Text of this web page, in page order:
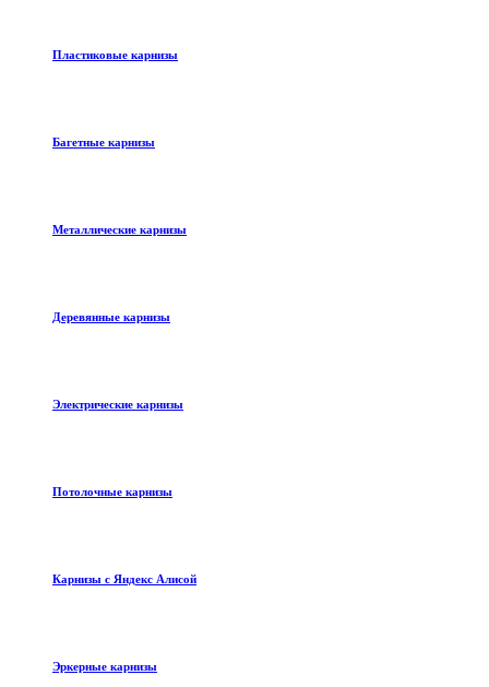
Пластиковые карнизы
Багетные карнизы
Металлические карнизы
Деревянные карнизы
Электрические карнизы
Потолочные карнизы
Карнизы с Яндекс Алисой
Эркерные карнизы